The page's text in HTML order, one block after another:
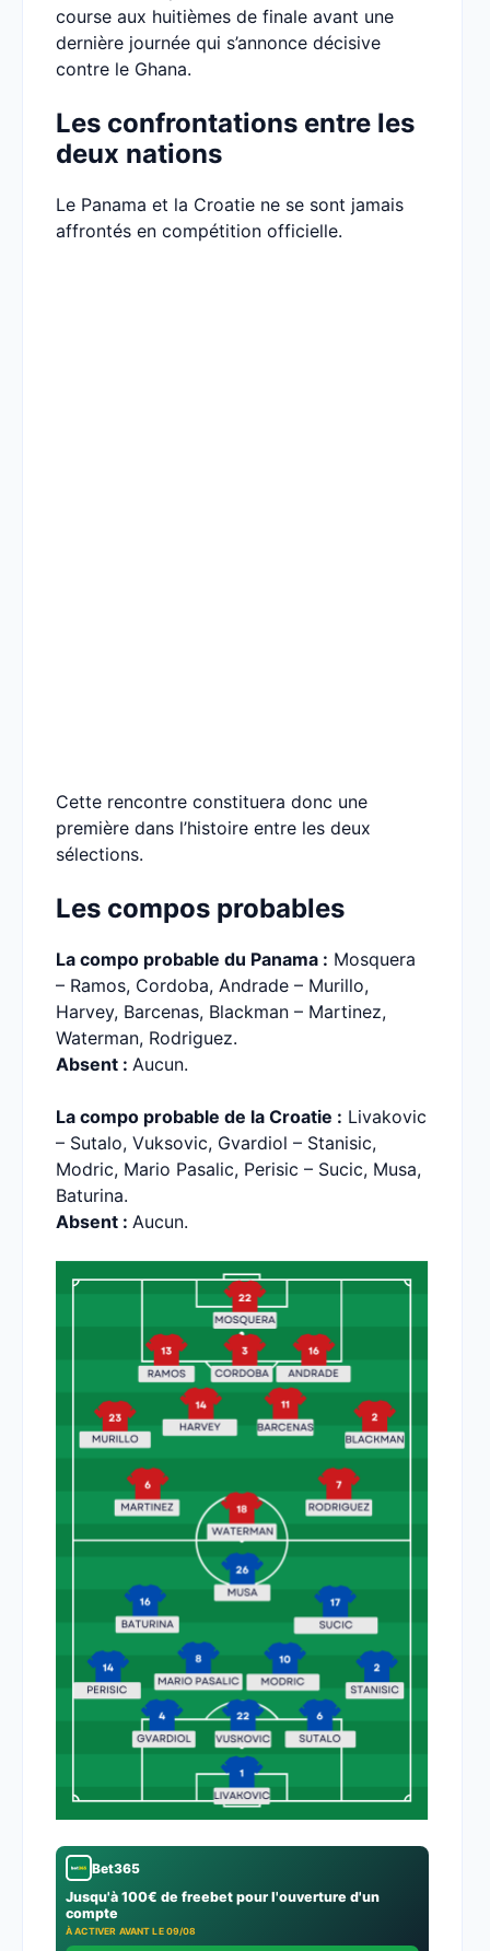
course aux huitièmes de finale avant une
dernière journée qui s’annonce décisive
contre le Ghana.
Les confrontations entre les
deux nations
Le Panama et la Croatie ne se sont jamais
affrontés en compétition officielle.
Cette rencontre constituera donc une
première dans l’histoire entre les deux
sélections.
Les compos probables
La compo probable du Panama : Mosquera
– Ramos, Cordoba, Andrade – Murillo,
Harvey, Barcenas, Blackman – Martinez,
Waterman, Rodriguez.
Absent : Aucun.
La compo probable de la Croatie : Livakovic
– Sutalo, Vuksovic, Gvardiol – Stanisic,
Modric, Mario Pasalic, Perisic – Sucic, Musa,
Baturina.
Absent : Aucun.
Bet365
Jusqu'à 100€ de freebet pour l'ouverture d'un
compte
À ACTIVER AVANT LE 09/08